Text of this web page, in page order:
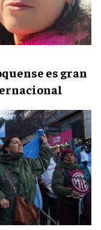
es gran